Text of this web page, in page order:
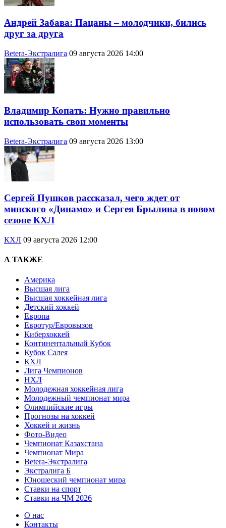
Андрей Забава: Пацаны – молодчики, бились
друг за друга
Betera-Экстралига 09 августа 2026 14:00
Владимир Копать: Нужно правильно
использовать свои моменты
Betera-Экстралига 09 августа 2026 13:00
Сергей Пушков рассказал, чего ждет от
минского «Динамо» и Сергея Брылина в новом
сезоне КХЛ
КХЛ 09 августа 2026 12:00
А ТАКЖЕ
Америка
Высшая лига
Высшая хоккейная лига
Детский хоккей
Европа
Евротур/Евровызов
Киберхоккей
Континентальный Кубок
Кубок Салея
КХЛ
Лига Чемпионов
НХЛ
Молодежная хоккейная лига
Молодежный чемпионат мира
Олимпийские игры
Прогнозы на хоккей
Хоккей и жизнь
Фото-Видео
Чемпионат Казахстана
Чемпионат Мира
Betera-Экстралига
Экстралига Б
Юношеский чемпионат мира
Ставки на спорт
Ставки на ЧМ 2026
О нас
Контакты